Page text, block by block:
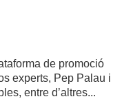
de promoció
experts, Pep Palau i
entre d’altres...